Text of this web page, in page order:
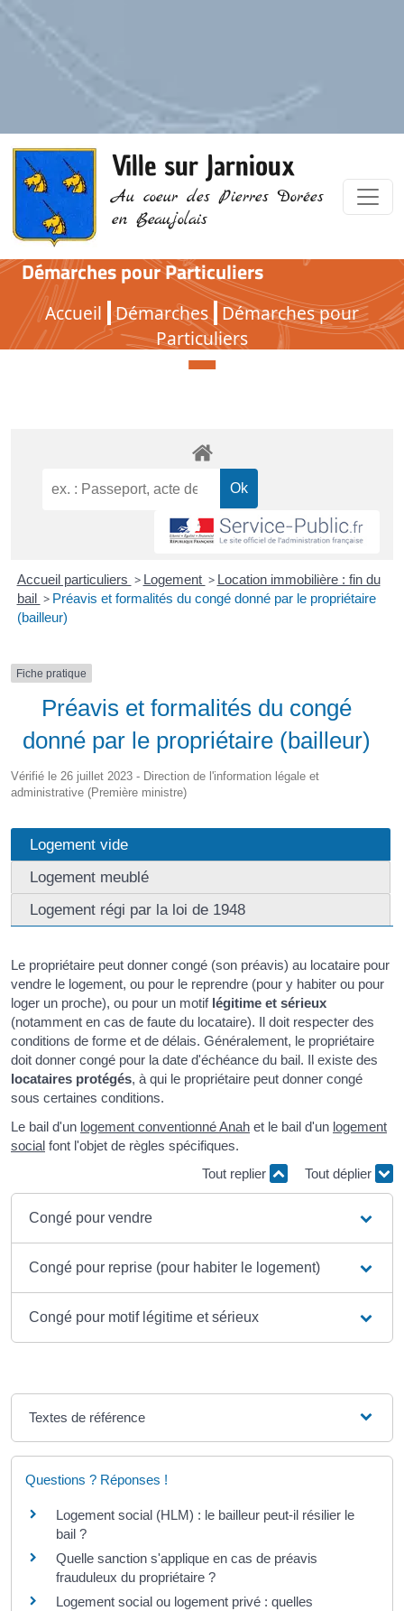
Ville sur Jarnioux
Au coeur des Pierres Dorées
en Beaujolais
Démarches pour Particuliers
Accueil Démarches Démarches pour
Particuliers
Démarches pour Particuliers
Accueil particuliers > Logement > Location immobilière : fin du
bail > Préavis et formalités du congé donné par le propriétaire
(bailleur)
Fiche pratique
Préavis et formalités du congé
donné par le propriétaire (bailleur)
Vérifié le 26 juillet 2023 - Direction de l'information légale et
administrative (Première ministre)
Logement vide
Logement meublé
Logement régi par la loi de 1948
Le propriétaire peut donner congé (son préavis) au locataire pour
vendre le logement, ou pour le reprendre (pour y habiter ou pour
loger un proche), ou pour un motiflégitime et sérieux
(notamment en cas de faute du locataire). Il doit respecter des
conditions de forme et de délais. Généralement, le propriétaire
doit donner congé pour la date d'échéance du bail. Il existe des
locataires protégés, à qui le propriétaire peut donner congé
sous certaines conditions.
Le bail d'un logement conventionné Anah et le bail d'un logement
social font l'objet de règles spécifiques.
Tout replier
Tout déplier
Congé pour vendre
Congé pour reprise (pour habiter le logement)
Congé pour motif légitime et sérieux
Textes de référence
Questions ? Réponses !
Logement social (HLM) : le bailleur peut-il résilier le
bail ?
Quelle sanction s'applique en cas de préavis
frauduleux du propriétaire ?
Logement social ou logement privé : quelles